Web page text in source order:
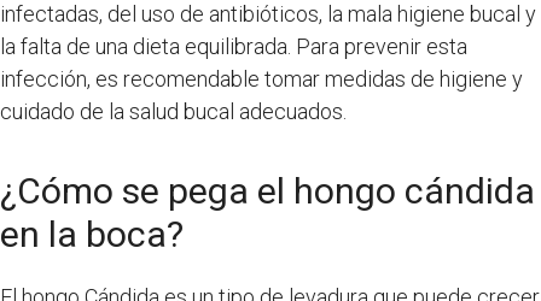
infectadas, del uso de antibióticos, la mala higiene bucal y
la falta de una dieta equilibrada. Para prevenir esta
infección, es recomendable tomar medidas de higiene y
cuidado de la salud bucal adecuados.
¿Cómo se pega el hongo cándida
en la boca?